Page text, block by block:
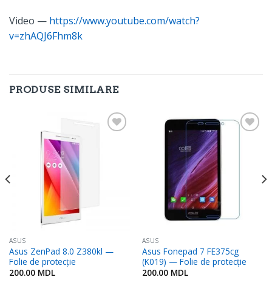
Video — https://www.youtube.com/watch?
v=zhAQJ6Fhm8k
PRODUSE SIMILARE
ASUS
Asus ZenPad 8.0 Z380kl —
Folie de protecție
200.00 MDL
ASUS
Asus Fonepad 7 FE375cg
(K019) — Folie de protecție
200.00 MDL